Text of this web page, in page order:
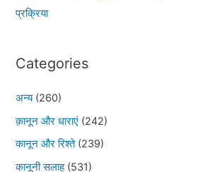
प्रक्रिया
Categories
अन्य(260)
क़ानून और धाराएं (242)
कानून और रिश्ते(239)
कानूनी सलाह(531)